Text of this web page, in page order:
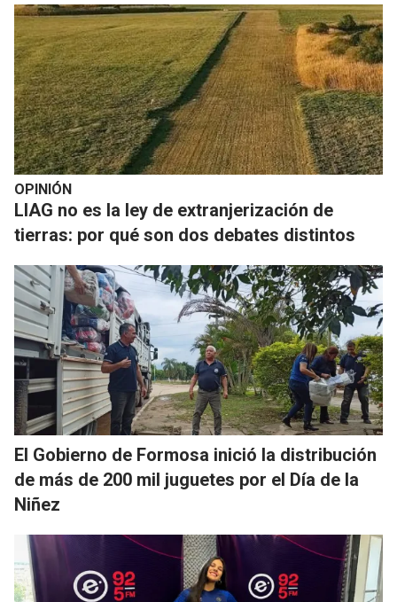
OPINIÓN
LIAG no es la ley de extranjerización de
tierras: por qué son dos debates distintos
El Gobierno de Formosa inició la distribución
de más de 200 mil juguetes por el Día de la
Niñez